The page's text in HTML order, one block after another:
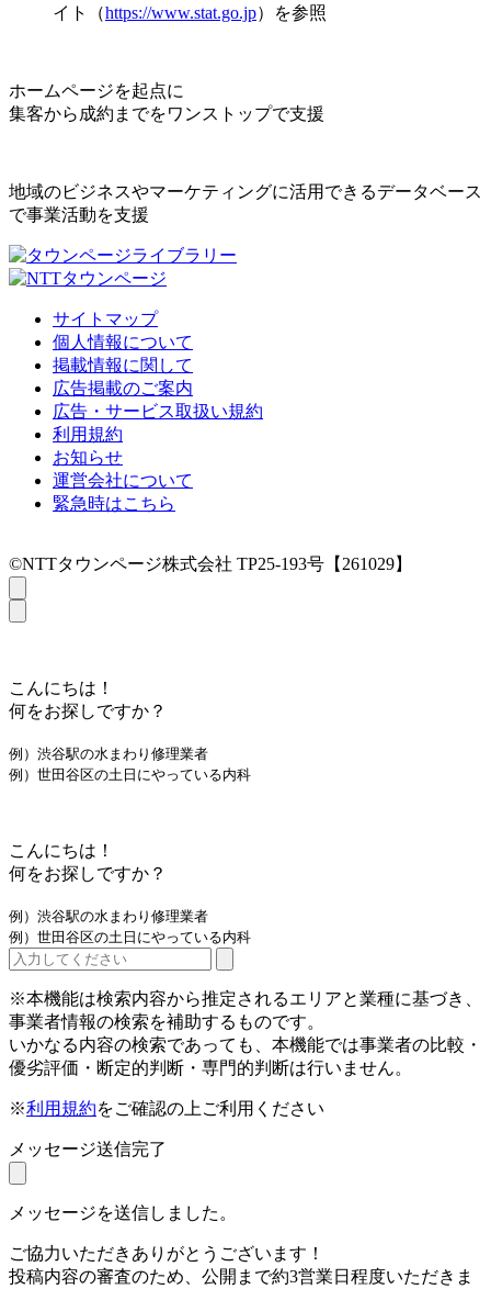
イト（https://www.stat.go.jp）を参照
ホームページを起点に
集客から成約までをワンストップで支援
地域のビジネスやマーケティングに活用できるデータベース
で事業活動を支援
サイトマップ
個人情報について
掲載情報に関して
広告掲載のご案内
広告・サービス取扱い規約
利用規約
お知らせ
運営会社について
緊急時はこちら
©NTTタウンページ株式会社 TP25-193号【261029】
こんにちは！
何をお探しですか？
例）渋谷駅の水まわり修理業者
例）世田谷区の土日にやっている内科
こんにちは！
何をお探しですか？
例）渋谷駅の水まわり修理業者
例）世田谷区の土日にやっている内科
※本機能は検索内容から推定されるエリアと業種に基づき、
事業者情報の検索を補助するものです。
いかなる内容の検索であっても、本機能では事業者の比較・
優劣評価・断定的判断・専門的判断は行いません。
※利用規約をご確認の上ご利用ください
メッセージ送信完了
メッセージを送信しました。
ご協力いただきありがとうございます！
投稿内容の審査のため、公開まで約3営業日程度いただきま